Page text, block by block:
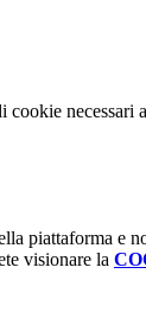
piattaforma e
visionare la